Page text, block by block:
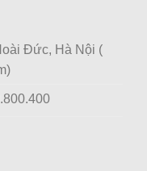
Đức, Hà Nội (